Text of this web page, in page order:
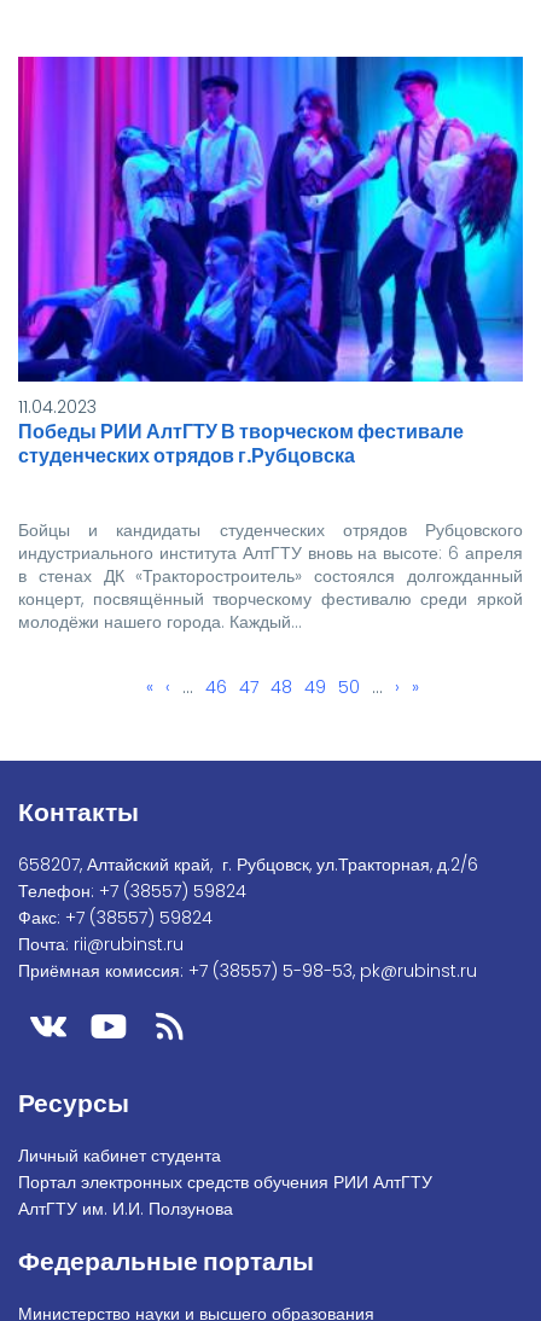
11.04.2023
Победы РИИ АлтГТУ В творческом фестивале
студенческих отрядов г.Рубцовска
Бойцы и кандидаты студенческих отрядов Рубцовского
индустриального института АлтГТУ вновь на высоте: 6 апреля
в стенах ДК «Тракторостроитель» состоялся долгожданный
концерт, посвящённый творческому фестивалю среди яркой
молодёжи нашего города. Каждый…
Первая
« ←
‹ … Page
46 Page
47 Текущая
48 Page
49 Page
50 … Следующая
› Последняя
»
Контакты
658207, Алтайский край, г. Рубцовск, ул.Тракторная, д.2/6
Телефон: +7 (38557) 59824
Факс: +7 (38557) 59824
Почта: rii@rubinst.ru
Приёмная комиссия: +7 (38557) 5-98-53, pk@rubinst.ru
Ресурсы
Личный кабинет студента
Портал электронных средств обучения РИИ АлтГТУ
АлтГТУ им. И.И. Ползунова
Федеральные порталы
Министерство науки и высшего образования